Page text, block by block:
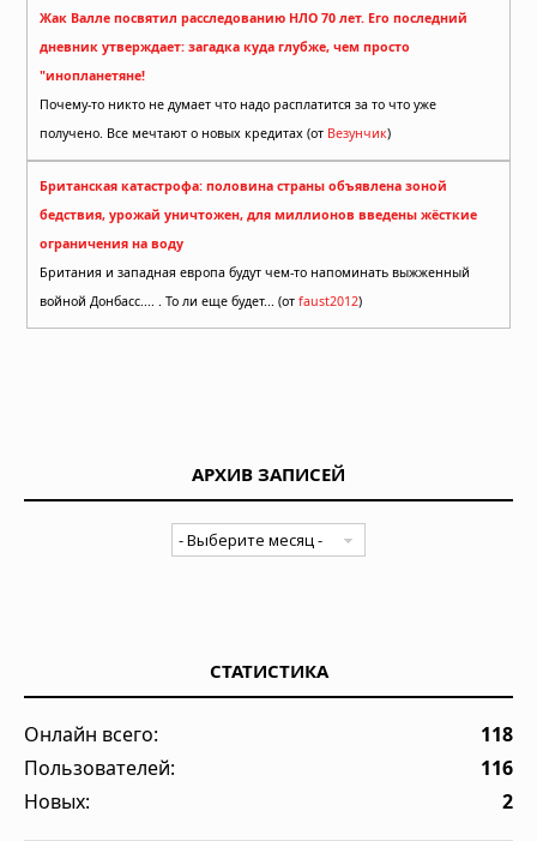
Жак Валле посвятил расследованию НЛО 70 лет. Его последний
дневник утверждает: загадка куда глубже, чем просто
"инопланетяне!
Почему-то никто не думает что надо расплатится за то что уже
получено. Все мечтают о новых кредитах (от Везунчик)
Британская катастрофа: половина страны объявлена зоной
бедствия, урожай уничтожен, для миллионов введены жёсткие
ограничения на воду
Британия и западная европа будут чем-то напоминать выжженный
войной Донбасс.... . То ли еще будет... (от faust2012)
АРХИВ ЗАПИСЕЙ
СТАТИСТИКА
Онлайн всего:
118
Пользователей:
116
Новых:
2